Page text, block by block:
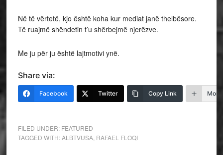
Në të vërtetë, kjo është koha kur mediat janë thelbësore.
Të ruajmë shëndetin t’u shërbejmë njerëzve.
Me ju për ju është lajtmotivi ynë.
Share via:
Facebook Twitter Copy Link More
FILED UNDER: FEATURED
TAGGED WITH:ALBTVUSA, RAFAEL FLOQI